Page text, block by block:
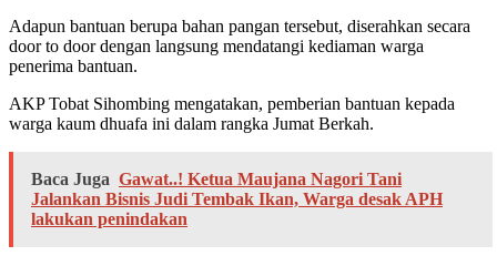
Adapun bantuan berupa bahan pangan tersebut, diserahkan secara
door to door dengan langsung mendatangi kediaman warga
penerima bantuan.
AKP Tobat Sihombing mengatakan, pemberian bantuan kepada
warga kaum dhuafa ini dalam rangka Jumat Berkah.
Baca Juga Gawat..! Ketua Maujana Nagori Tani
Jalankan Bisnis Judi Tembak Ikan, Warga desak APH
lakukan penindakan